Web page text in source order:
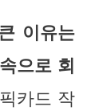
이유는
으로 회
카드 작